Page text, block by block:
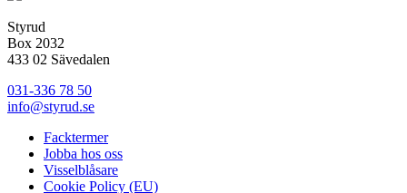
Styrud
Box 2032
433 02 Sävedalen
031-336 78 50
info@styrud.se
Facktermer
Jobba hos oss
Visselblåsare
Cookie Policy (EU)